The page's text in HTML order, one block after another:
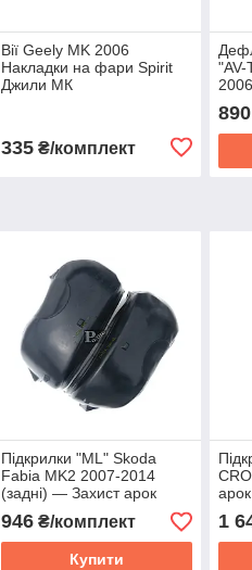
Вії Geely MK 2006
Накладки на фари Spirit
Джили МК
335₴/комплект
"AV-
890
Підкрилки "ML" Skoda
Fabia MK2 2007-2014
(задні) — Захист арок
МК2
946₴/комплект
Купити
1